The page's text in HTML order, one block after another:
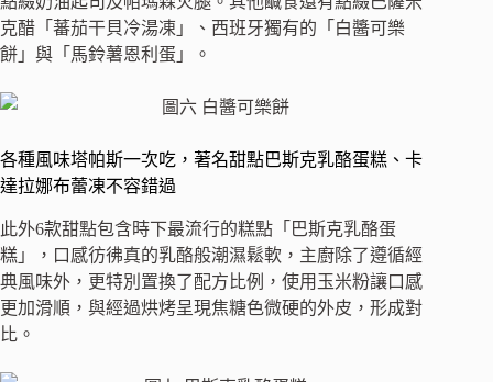
克醋「蕃茄干貝冷湯凍」、西班牙獨有的「白醬可樂
餅」與「馬鈴薯恩利蛋」。
各種風味塔帕斯一次吃，著名甜點巴斯克乳酪蛋糕、卡
達拉娜布蕾凍不容錯過
此外6款甜點包含時下最流行的糕點「巴斯克乳酪蛋
糕」，口感彷彿真的乳酪般潮濕鬆軟，主廚除了遵循經
典風味外，更特別置換了配方比例，使用玉米粉讓口感
更加滑順，與經過烘烤呈現焦糖色微硬的外皮，形成對
比。